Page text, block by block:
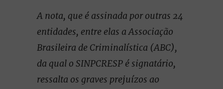
A nota, que é assinada por outras 24
entidades, entre elas a Associação
Brasileira de Criminalística (ABC),
da qual o SINPCRESP é signatário,
ressalta os graves prejuízos ao